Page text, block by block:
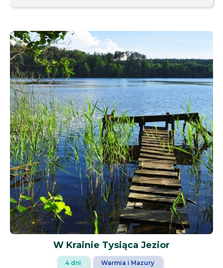
W Krainie Tysiąca Jezior
4 dni Warmia i Mazury